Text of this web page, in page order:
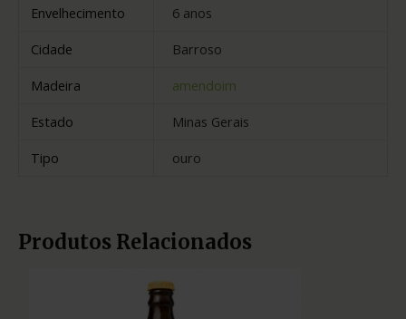
Envelhecimento
6 anos
Cidade
Barroso
Madeira
amendoim
Estado
Minas Gerais
Tipo
ouro
Produtos Relacionados